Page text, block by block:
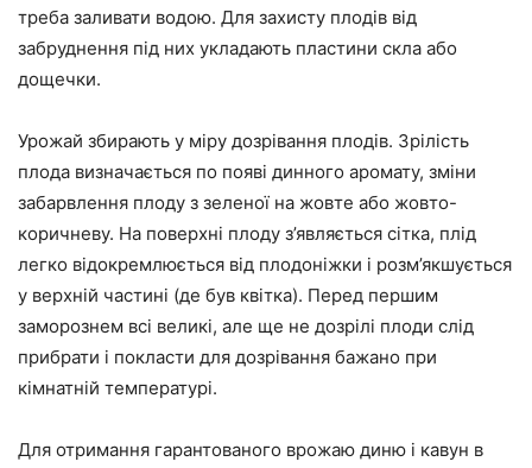
треба заливати водою. Для захисту плодів від
забруднення під них укладають пластини скла або
дощечки.
Урожай збирають у міру дозрівання плодів. Зрілість
плода визначається по появі динного аромату, зміни
забарвлення плоду з зеленої на жовте або жовто-
коричневу. На поверхні плоду з’являється сітка, плід
легко відокремлюється від плодоніжки і розм’якшується
у верхній частині (де був квітка). Перед першим
заморознем всі великі, але ще не дозрілі плоди слід
прибрати і покласти для дозрівання бажано при
кімнатній температурі.
Для отримання гарантованого врожаю диню і кавун в